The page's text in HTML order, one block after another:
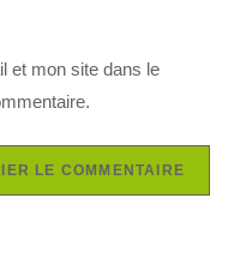
et mon site dans le